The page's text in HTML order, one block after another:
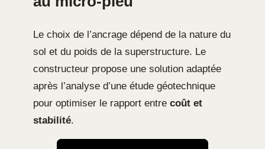
Le choix de l’ancrage dépend de la nature du
sol et du poids de la superstructure. Le
constructeur propose une solution adaptée
après l’analyse d’une étude géotechnique
pour optimiser le rapport entre coût et
stabilité.